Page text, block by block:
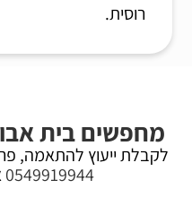
רוסית.
מחפשים בית
לקבלת ייעוץ להתאמה,
0549919944